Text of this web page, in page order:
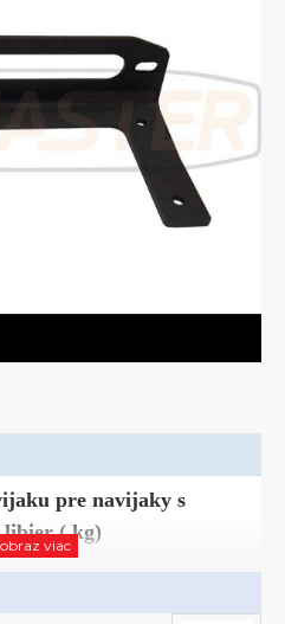
pre navijaky s
libier ( kg)